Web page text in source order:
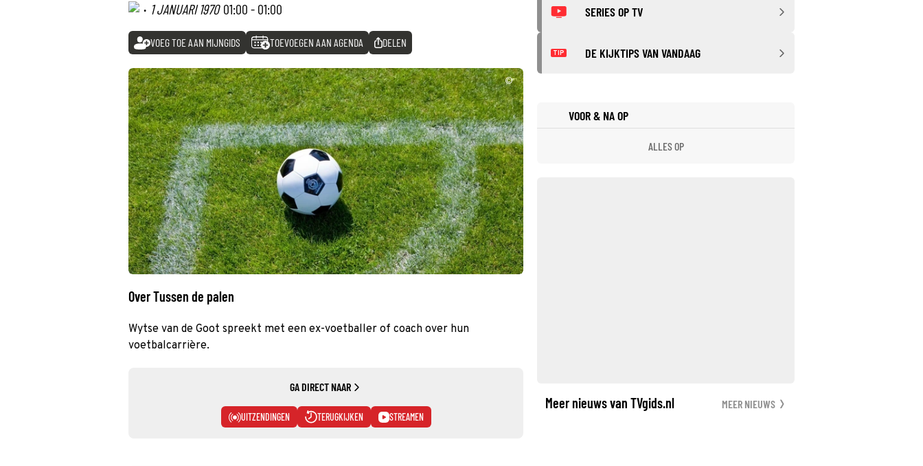
· 1 JANUARI 1970 01:00 - 01:00
VOEG TOE AAN MIJNGIDS TOEVOEGEN AAN AGENDA DELEN
©
Over Tussen de palen
Wytse van de Goot spreekt met een ex-voetballer of coach over hun
voetbalcarrière.
GA DIRECT NAAR
UITZENDINGEN TERUGKIJKEN STREAMEN
SERIES OP TV
TIP DE KIJKTIPS VAN VANDAAG
VOOR & NA OP
ALLES OP
Meer nieuws van TVgids.nl MEER NIEUWS